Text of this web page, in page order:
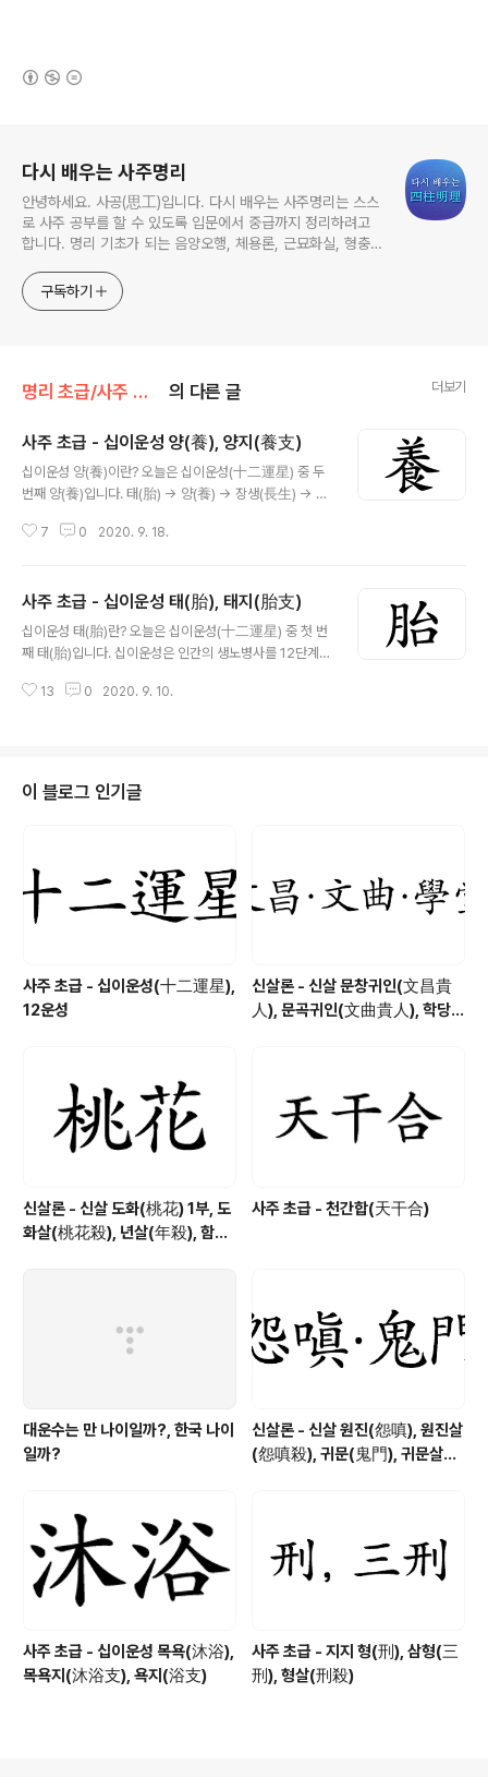
다시 배우는 사주명리
안녕하세요. 사공(思工)입니다. 다시 배우는 사주명리는 스스
로 사주 공부를 할 수 있도록 입문에서 중급까지 정리하려고
합니다. 명리 기초가 되는 음양오행, 체용론, 근묘화실, 형충회
학에 많은 도움이 되길 바랍니다. 상담문의: 이메일:
mobiwise@naver.com / 카카오톡:
구독하기
명리 초급/사주 초급 - 십이운성 의 다른 글 더보기
사주 초급 - 십이운성 양(養), 양지(養支)
십이운성 양(養)이란? 오늘은 십이운성(十二運星) 중 두
번째 양(養)입니다. 태(胎) → 양(養) → 장생(長生) → 목
쇠(衰) → 병(病) → 사(死) → 묘(墓) → 절(絶) 태(胎)에
기르다 양(養)자를 쓰고 지(支)자를 붙여 양지(養支)라고
도 합니다. 양지는 자궁이라는 제한적인 공간에서 각종 양
분을 섭취하며 탄생을 위해 키워지고 있는 모습입니다. 새
의 보호 아래 잘 자라나고 있는 상태입니다. 60갑자로는
7 0 2020. 9. 18.
사주 초급 - 십이운성 태(胎), 태지(胎支)
십이운성 태(胎)란? 오늘은 십이운성(十二運星) 중 첫 번
째 태(胎)입니다. 십이운성은 인간의 생노병사를 12단계로
계입니다. 한자 뜻으로 아이밸 태(胎) 입니다. 지지(地支)
양기와 여자의 음기가 만난 상태로 새롭게 시작하는 단계
입니다. 정자와 난자가 만나 새로운 생명을 얻고 어머니의
丁亥, 戊子, 己亥, 壬午, 癸巳가 태지 입니다. 십이운성
태지 보는 방법 사주..
13 0 2020. 9. 10.
이 블로그 인기글
사주 초급 - 십이운성(十二運星),
12운성
신살론 - 신살 문창귀인(文昌貴
人), 문곡귀인(文曲貴人), 학당귀
신살론 - 신살 도화(桃花) 1부, 도
화살(桃花殺), 년살(年殺), 함지
사주 초급 - 천간합(天干合)
대운수는 만 나이일까?, 한국 나이
일까?
신살론 - 신살 원진(怨嗔), 원진살
(怨嗔殺), 귀문(鬼門), 귀문살
사주 초급 - 십이운성 목욕(沐浴),
목욕지(沐浴支), 욕지(浴支)
사주 초급 - 지지 형(刑), 삼형(三
刑), 형살(刑殺)